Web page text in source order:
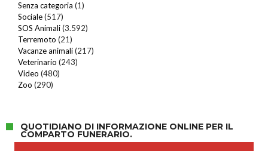
Senza categoria (1)
Sociale(517)
SOS Animali(3.592)
Terremoto (21)
Vacanze animali(217)
Veterinario (243)
Video (480)
Zoo (290)
QUOTIDIANO DI INFORMAZIONE ONLINE PER IL
COMPARTO FUNERARIO.